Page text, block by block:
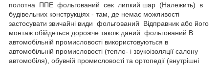
полотна ППЕ фольгований сек липкий шар (Належить) в
будівельних конструкціях - там, де немає можливості
застосувати звичайні види фольгований Відправник або його
монтаж обійдеться дорожче також даний фольгований В
автомобільній промисловості використовуються в
автомобільній промисловості (тепло- і звукоізоляції салону
автомобіля), обувній промисловості та ортопедії (внутрішні